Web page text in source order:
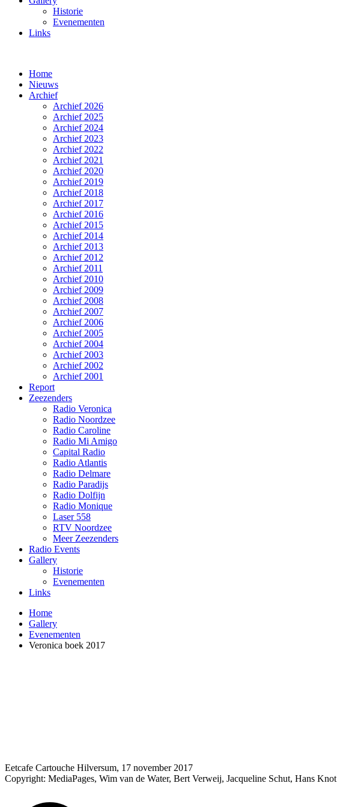
Historie
Evenementen
Links
Home
Nieuws
Archief
Archief 2026
Archief 2025
Archief 2024
Archief 2023
Archief 2022
Archief 2021
Archief 2020
Archief 2019
Archief 2018
Archief 2017
Archief 2016
Archief 2015
Archief 2014
Archief 2013
Archief 2012
Archief 2011
Archief 2010
Archief 2009
Archief 2008
Archief 2007
Archief 2006
Archief 2005
Archief 2004
Archief 2003
Archief 2002
Archief 2001
Report
Zeezenders
Radio Veronica
Radio Noordzee
Radio Caroline
Radio Mi Amigo
Capital Radio
Radio Atlantis
Radio Delmare
Radio Paradijs
Radio Dolfijn
Radio Monique
Laser 558
RTV Noordzee
Meer Zeezenders
Radio Events
Gallery
Historie
Evenementen
Links
Home
Gallery
Evenementen
Veronica boek 2017
Eetcafe Cartouche Hilversum, 17 november 2017
Copyright: MediaPages, Wim van de Water, Bert Verweij, Jacqueline Schut, Hans Knot